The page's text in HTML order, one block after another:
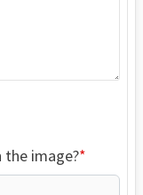
the image?